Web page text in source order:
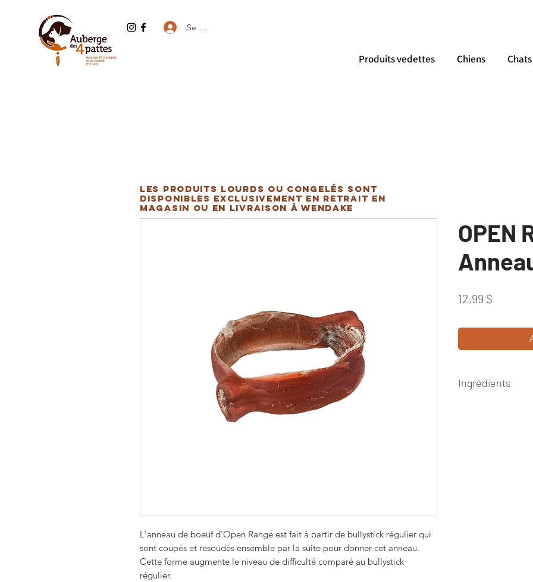
Se connecter
Produits vedettes Chiens Chats
Les produits lourds ou congelés sont
disponibles exclusivement en retrait en
magasin ou en livraison à Wendake
L'anneau de boeuf d'Open Range est fait à partir de bullystick régulier qui
sont coupés et resoudés ensemble par la suite pour donner cet anneau.
Cette forme augmente le niveau de difficulté comparé au bullystick
régulier.
OPEN
12,99 $
Ingrédients